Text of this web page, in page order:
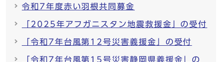
令和7年度赤い羽根共同募金
「2025年アフガニスタン地震救援金」の受付
「令和7年台風第12号災害義援金」の受付
「令和7年台風第15号災害静岡県義援金」の